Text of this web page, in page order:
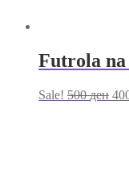
Futrola
Sale! 500ден